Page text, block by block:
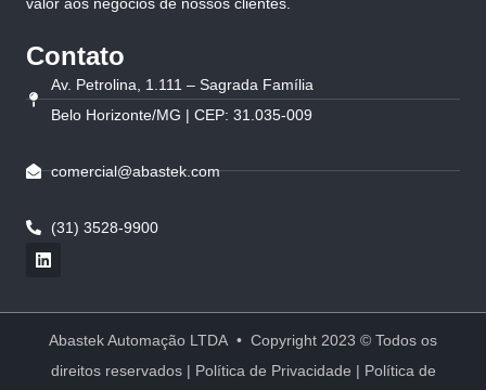
valor aos negócios de nossos clientes.
Contato
Av. Petrolina, 1.111 – Sagrada Família
Belo Horizonte/MG | CEP: 31.035-009
comercial@abastek.com
(31) 3528-9900
Abastek Automação LTDA • Copyright 2023 © Todos os
direitos reservados | Política de Privacidade | Política de